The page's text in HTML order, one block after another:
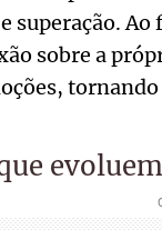
superação.
sobre a